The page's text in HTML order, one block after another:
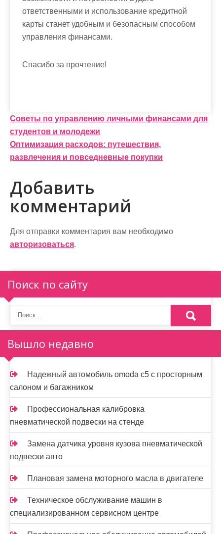
ответственными и использование кредитной
карты станет удобным и безопасным способом
управления финансами.
Спасибо за прочтение!
Навигация
по
записям
Советы по управлению личными финансами для
студентов и молодежи
Оптимизация расходов: путешествия,
развлечения и повседневные покупки
Добавить
комментарий
Для отправки комментария вам необходимо
авторизоваться.
Поиск по сайту
Вышло недавно
Надежный автомобиль omoda с5 с просторным
салоном и багажником
Профессиональная калибровка
пневматической подвески на стенде
Замена датчика уровня кузова пневматической
подвески авто
Плановая замена моторного масла в двигателе
Техническое обслуживание машин в
специализированном сервисном центре